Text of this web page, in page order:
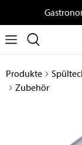
Produkte
Zubehör